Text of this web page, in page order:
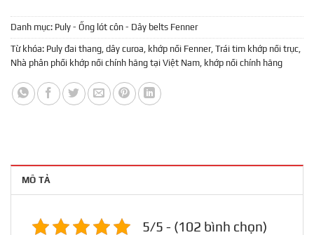
Danh mục: Puly - Ống lót côn - Dây belts Fenner
Từ khóa: Puly đai thang dây curoa khớp nối Fenner, Trái tim khớp nối trục
Nhà phân phối khớp nối chính hãng tại Việt Nam khớp nối chính hãng
MÔ TẢ
5/5 - (102 bình chọn)